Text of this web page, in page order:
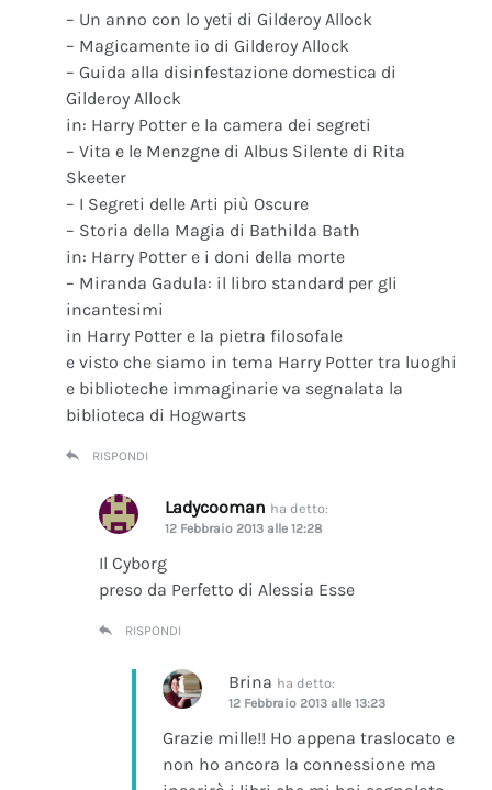
– Un anno con lo yeti di Gilderoy Allock
– Magicamente io di Gilderoy Allock
– Guida alla disinfestazione domestica di
Gilderoy Allock
in: Harry Potter e la camera dei segreti
– Vita e le Menzgne di Albus Silente di Rita
Skeeter
– I Segreti delle Arti più Oscure
– Storia della Magia di Bathilda Bath
in: Harry Potter e i doni della morte
– Miranda Gadula: il libro standard per gli
incantesimi
in Harry Potter e la pietra filosofale
e visto che siamo in tema Harry Potter tra luoghi
e biblioteche immaginarie va segnalata la
biblioteca di Hogwarts
RISPONDI
Ladycooman ha detto:
12 Febbraio 2013 alle 12:28
Il Cyborg
preso da Perfetto di Alessia Esse
RISPONDI
Brina ha detto:
12 Febbraio 2013 alle 13:23
Grazie mille!! Ho appena traslocato e
non ho ancora la connessione ma